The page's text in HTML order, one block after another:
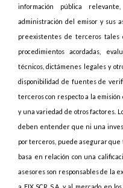
información pública
administración del emisor y sus
preexistentes de terceros tales
procedimientos acordadas,
técnicos, dictámenes legales y
disponibilidad de fuentes de
terceros con respecto a la
y una variedad de otros factores.
deben entender que ni una
por terceros, puede asegurar que
basa en relación con una
asesores son responsables de la